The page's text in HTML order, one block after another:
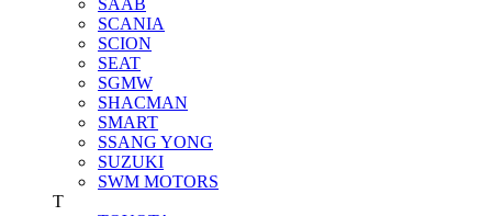
SCANIA
SCION
SEAT
SGMW
SHACMAN
SMART
SSANG YONG
SUZUKI
SWM MOTORS
T